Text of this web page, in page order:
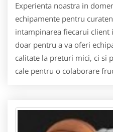
Experienta noastra in
echipamente pentru
intampinarea fiecarui client
doar pentru a va oferi
calitate la preturi mici, ci si
cale pentru o colaborare